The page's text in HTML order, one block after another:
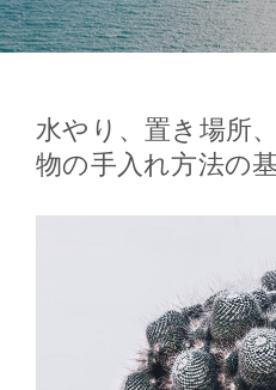
水やり、置き場所
物の手入れ方法の